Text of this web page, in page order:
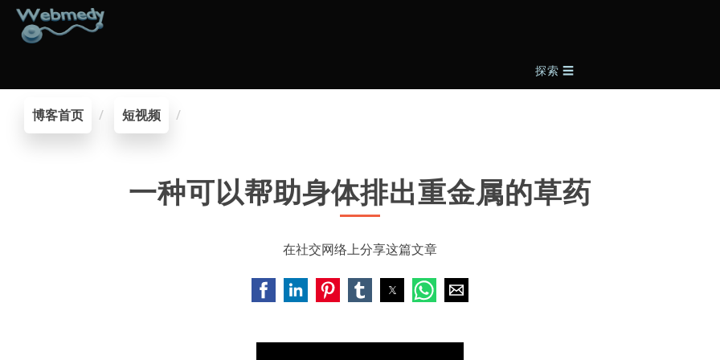
探索 ☰
博客首页 短视频
一种可以帮助身体排出重金属的草药
在社交网络上分享这篇文章